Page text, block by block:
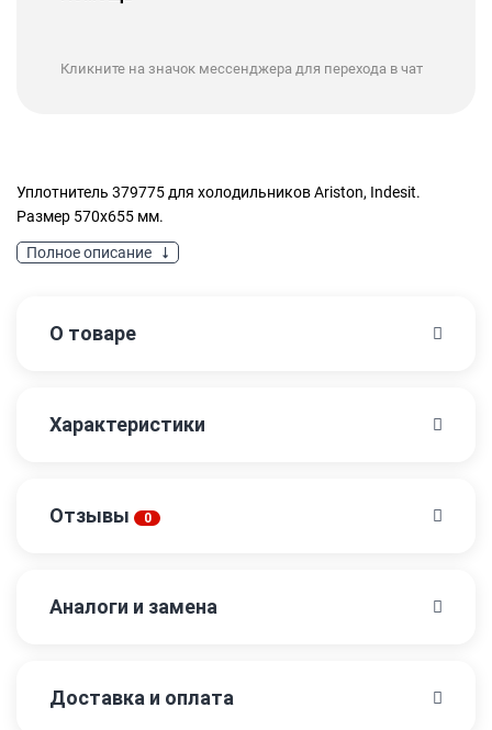
Кликните на значок мессенджера для перехода в чат
Уплотнитель 379775 для холодильников Ariston, Indesit.
Размер 570x655 мм.
Полное описание
О товаре
Характеристики
Отзывы 0
Аналоги и замена
Доставка и оплата